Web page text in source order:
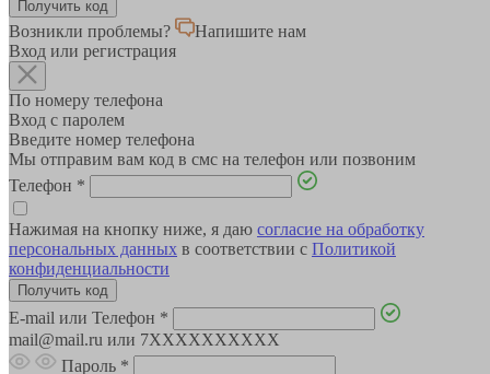
Возникли проблемы?
Напишите нам
Вход или регистрация
По номеру телефона
Вход с паролем
Введите номер телефона
Мы отправим вам код в смс на телефон или позвоним
Телефон *
Нажимая на кнопку ниже, я даю согласие на обработку
персональных данных в соответствии с Политикой
конфиденциальности
E-mail или Телефон *
mail@mail.ru или 7XXXXXXXXXX
Пароль *